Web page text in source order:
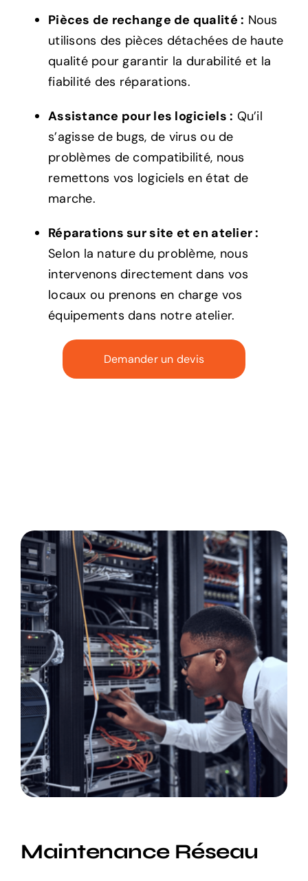
Pièces de rechange de qualité : Nous
utilisons des pièces détachées de haute
qualité pour garantir la durabilité et la
fiabilité des réparations.
Assistance pour les logiciels : Qu’il
s’agisse de bugs, de virus ou de
problèmes de compatibilité, nous
remettons vos logiciels en état de
marche.
Réparations sur site et en atelier :
Selon la nature du problème, nous
intervenons directement dans vos
locaux ou prenons en charge vos
équipements dans notre atelier.
Demander un devis
Maintenance Réseau